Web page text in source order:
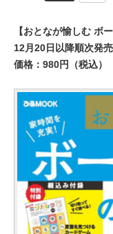
【おとなが愉しむ ボ
12月20日以降順次発売
価格：980円（税込）